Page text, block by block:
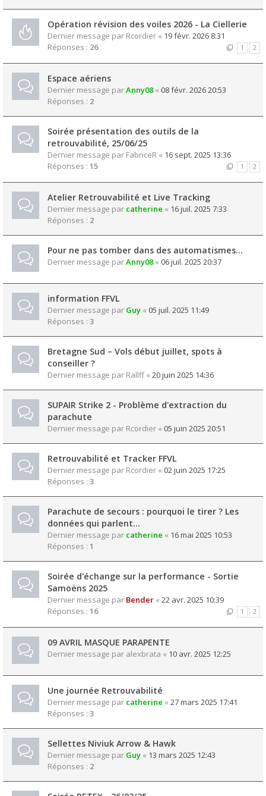
Opération révision des voiles 2026 - La Ciellerie
Dernier message par Rcordier « 19 févr. 2026 8:31
Réponses : 26 1 2
Espace aériens
Dernier message parAnny08« 08 févr. 2026 20:53
Réponses : 2
Soirée présentation des outils de la
retrouvabilité, 25/06/25
Dernier message par FabriceR « 16 sept. 2025 13:36
Réponses : 15 1 2
Atelier Retrouvabilité et Live Tracking
Dernier message par catherine « 16 juil. 2025 7:33
Réponses : 2
Pour ne pas tomber dans des automatismes...
Dernier message parAnny08« 06 juil. 2025 20:37
information FFVL
Dernier message par Guy « 05 juil. 2025 11:49
Réponses : 3
Bretagne Sud – Vols début juillet, spots à
conseiller ?
Dernier message par Rallff « 20 juin 2025 14:36
SUPAIR Strike 2 - Problème d'extraction du
parachute
Dernier message par Rcordier « 05 juin 2025 20:51
Retrouvabilité et Tracker FFVL
Dernier message par Rcordier « 02 juin 2025 17:25
Réponses : 3
Parachute de secours : pourquoi le tirer ? Les
données qui parlent...
Dernier message par catherine « 16 mai 2025 10:53
Réponses : 1
Soirée d'échange sur la performance - Sortie
Samoëns 2025
Dernier message par Bender « 22 avr. 2025 10:39
Réponses : 16 1 2
09 AVRIL MASQUE PARAPENTE
Dernier message par alexbrata « 10 avr. 2025 12:25
Une journée Retrouvabilité
Dernier message par catherine « 27 mars 2025 17:41
Réponses : 3
Sellettes Niviuk Arrow & Hawk
Dernier message par Guy « 13 mars 2025 12:43
Réponses : 2